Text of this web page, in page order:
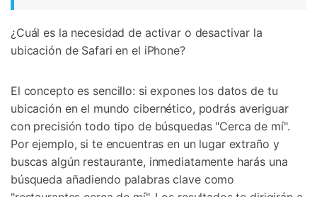
¿Cuál es la necesidad de activar o desactivar la
ubicación de Safari en el iPhone?
El concepto es sencillo: si expones los datos de tu
ubicación en el mundo cibernético, podrás averiguar
con precisión todo tipo de búsquedas "Cerca de mí".
Por ejemplo, si te encuentras en un lugar extraño y
buscas algún restaurante, inmediatamente harás una
búsqueda añadiendo palabras clave como